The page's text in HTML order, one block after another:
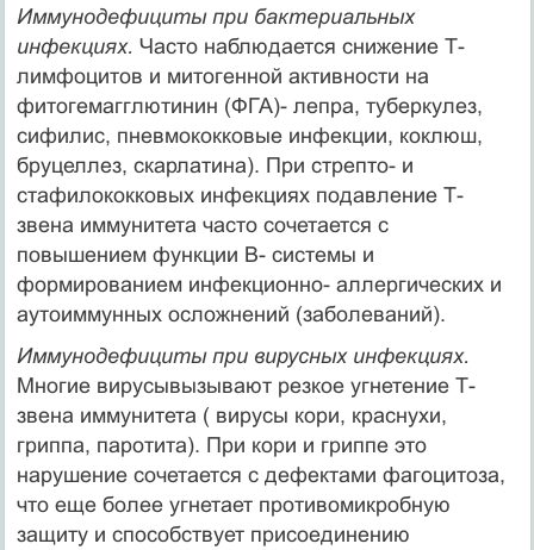
Иммунодефициты при бактериальных
инфекциях. Часто наблюдается снижение Т-
лимфоцитов и митогенной активности на
фитогемагглютинин (ФГА)- лепра, туберкулез,
сифилис, пневмококковые инфекции, коклюш,
бруцеллез, скарлатина). При стрепто- и
стафилококковых инфекциях подавление Т-
звена иммунитета часто сочетается с
повышением функции В- системы и
формированием инфекционно- аллергических и
аутоиммунных осложнений (заболеваний).
Иммунодефициты при вирусных инфекциях.
Многие вирусывызывают резкое угнетение Т-
звена иммунитета ( вирусы кори, краснухи,
гриппа, паротита). При кори и гриппе это
нарушение сочетается с дефектами фагоцитоза,
что еще более угнетает противомикробную
защиту и способствует присоединению